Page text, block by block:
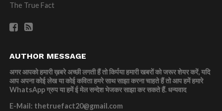
The True Fact
AUTHOR MESSAGE
अगर आपको हमारी ख़बरे अच्छी लगती हैं तो किर्पया हमारी खबरों को जरूर शेयर करें, यदि
आप अपना कोई लेख या कोई कविता हमरे साथ साझा करना चाहते हैं तो आप हमें हमारे
WhatsApp ग्रुप या हमें ई मेल सन्देश भेजकर साझा कर सकते हैं.धन्यवाद
E-Mail: thetruefact20@gmail.com